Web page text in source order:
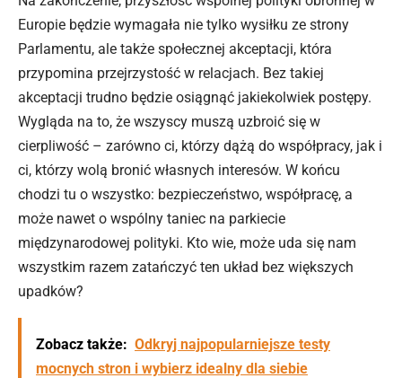
Europie będzie wymagała nie tylko wysiłku ze strony
Parlamentu, ale także społecznej akceptacji, która
przypomina przejrzystość w relacjach. Bez takiej
akceptacji trudno będzie osiągnąć jakiekolwiek postępy.
Wygląda na to, że wszyscy muszą uzbroić się w
cierpliwość – zarówno ci, którzy dążą do współpracy, jak i
ci, którzy wolą bronić własnych interesów. W końcu
chodzi tu o wszystko: bezpieczeństwo, współpracę, a
może nawet o wspólny taniec na parkiecie
międzynarodowej polityki. Kto wie, może uda się nam
wszystkim razem zatańczyć ten układ bez większych
upadków?
Zobacz także: Odkryj najpopularniejsze testy
mocnych stron i wybierz idealny dla siebie